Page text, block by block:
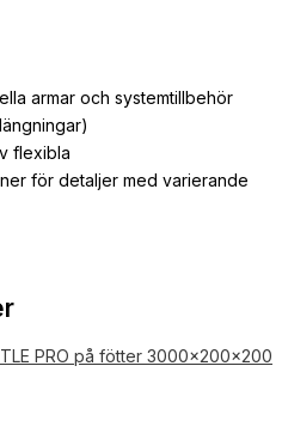
armar och systemtillbehör
flexibla
för detaljer med varierande